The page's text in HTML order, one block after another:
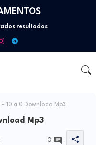
resultados
10 a 0 Download Mp3
Mp3
0